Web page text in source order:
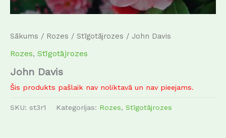
Sākums / Rozes / Stīgotājrozes / John Davis
Rozes, Stīgotājrozes
John Davis
Šis produkts pašlaik nav noliktavā un nav pieejams.
SKU: st3r1 Kategorijas: Rozes, Stīgotājrozes